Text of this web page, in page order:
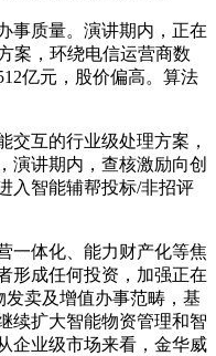
质量。演讲期内，正在
案，环绕电信运营商数
亿元，股价偏高。算法
互的行业级处理方案，
演讲期内，查核激励向创
入智能辅帮投标/非招评
体化、能力财产化等焦
形成任何投资，加强正在
卖及增值办事范畴，基
续扩大智能物资管理和智
企业级市场来看，金华威